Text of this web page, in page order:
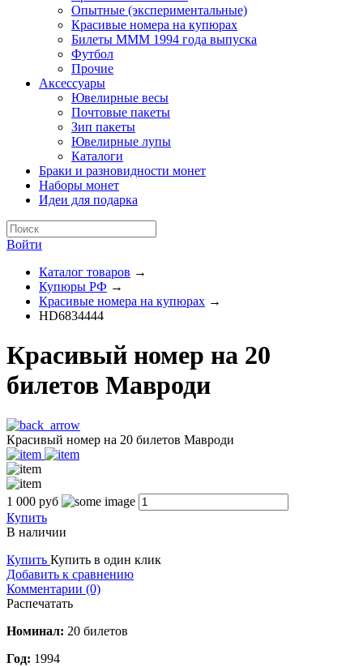
Опытные (экспериментальные)
Красивые номера на купюрах
Билеты МММ 1994 года выпуска
Футбол
Прочие
Аксессуары
Ювелирные весы
Почтовые пакеты
Зип пакеты
Ювелирные лупы
Каталоги
Браки и разновидности монет
Наборы монет
Идеи для подарка
Войти
Каталог товаров →
Купюры РФ →
Красивые номера на купюрах →
HD6834444
Красивый номер на 20
билетов Мавроди
Красивый номер на 20 билетов Мавроди
1 000 руб
Купить
В наличии
Купить Купить в один клик
Добавить к сравнению
Комментарии (0)
Распечатать
Номинал: 20 билетов
Год: 1994